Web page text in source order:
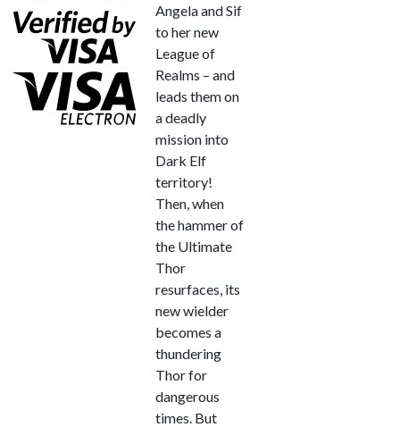
Angela and Sif
to her new
League of
Realms – and
leads them on
a deadly
mission into
Dark Elf
territory!
Then, when
the hammer of
the Ultimate
Thor
resurfaces, its
new wielder
becomes a
thundering
Thor for
dangerous
times. But